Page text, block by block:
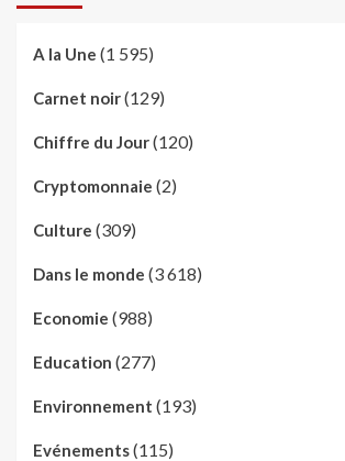
A la Une (1 595)
Carnet noir(129)
Chiffre du Jour(120)
Cryptomonnaie (2)
Culture (309)
Dans le monde (3 618)
Economie (988)
Education (277)
Environnement (193)
Evénements(115)